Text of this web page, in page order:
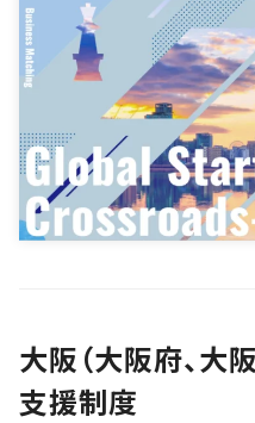
大阪（大阪府、大
支援制度